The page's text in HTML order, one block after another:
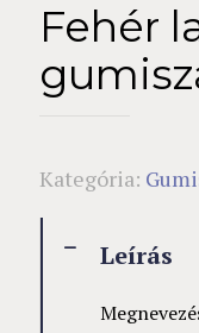
Fehér
Kategória:
Leírás